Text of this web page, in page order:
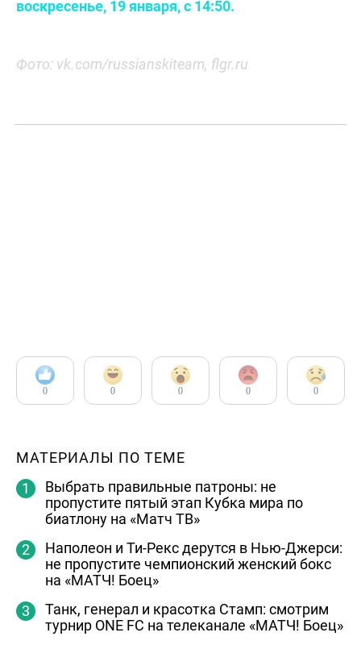
воскресенье, 19 января, с 14:50.
Фото: vk.com/russianskiteam, flgr.ru
0 0 0 0 0
МАТЕРИАЛЫ ПО ТЕМЕ
Выбрать правильные патроны: не
пропустите пятый этап Кубка мира по
биатлону на «Матч ТВ»
Наполеон и Ти-Рекс дерутся в Нью-Джерси:
не пропустите чемпионский женский бокс
на «МАТЧ! Боец»
Танк, генерал и красотка Стамп: смотрим
турнир ONE FC на телеканале «МАТЧ! Боец»